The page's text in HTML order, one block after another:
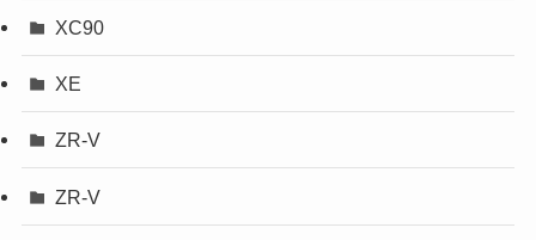
XC90
XE
ZR-V
ZR-V